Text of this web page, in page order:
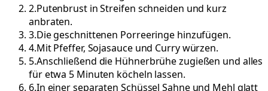
2.Putenbrust in Streifen schneiden und kurz
anbraten.
3.Die geschnittenen Porreeringe hinzufügen.
4.Mit Pfeffer, Sojasauce und Curry würzen.
5.Anschließend die Hühnerbrühe zugießen und alles
für etwa 5 Minuten köcheln lassen.
6.In einer separaten Schüssel Sahne und Mehl glatt